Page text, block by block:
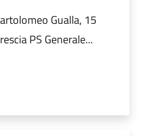
Gualla, 15
PS Generale...